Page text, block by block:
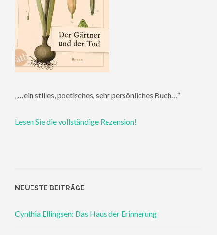
„…ein stilles, poetisches, sehr persönliches Buch…“
Lesen Sie die vollständige Rezension!
NEUESTE BEITRÄGE
Cynthia Ellingsen: Das Haus der Erinnerung